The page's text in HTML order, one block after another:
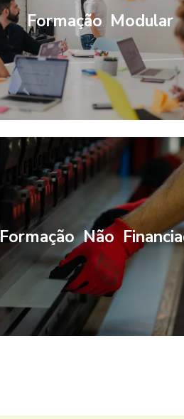
Formação Modular
Formação Não